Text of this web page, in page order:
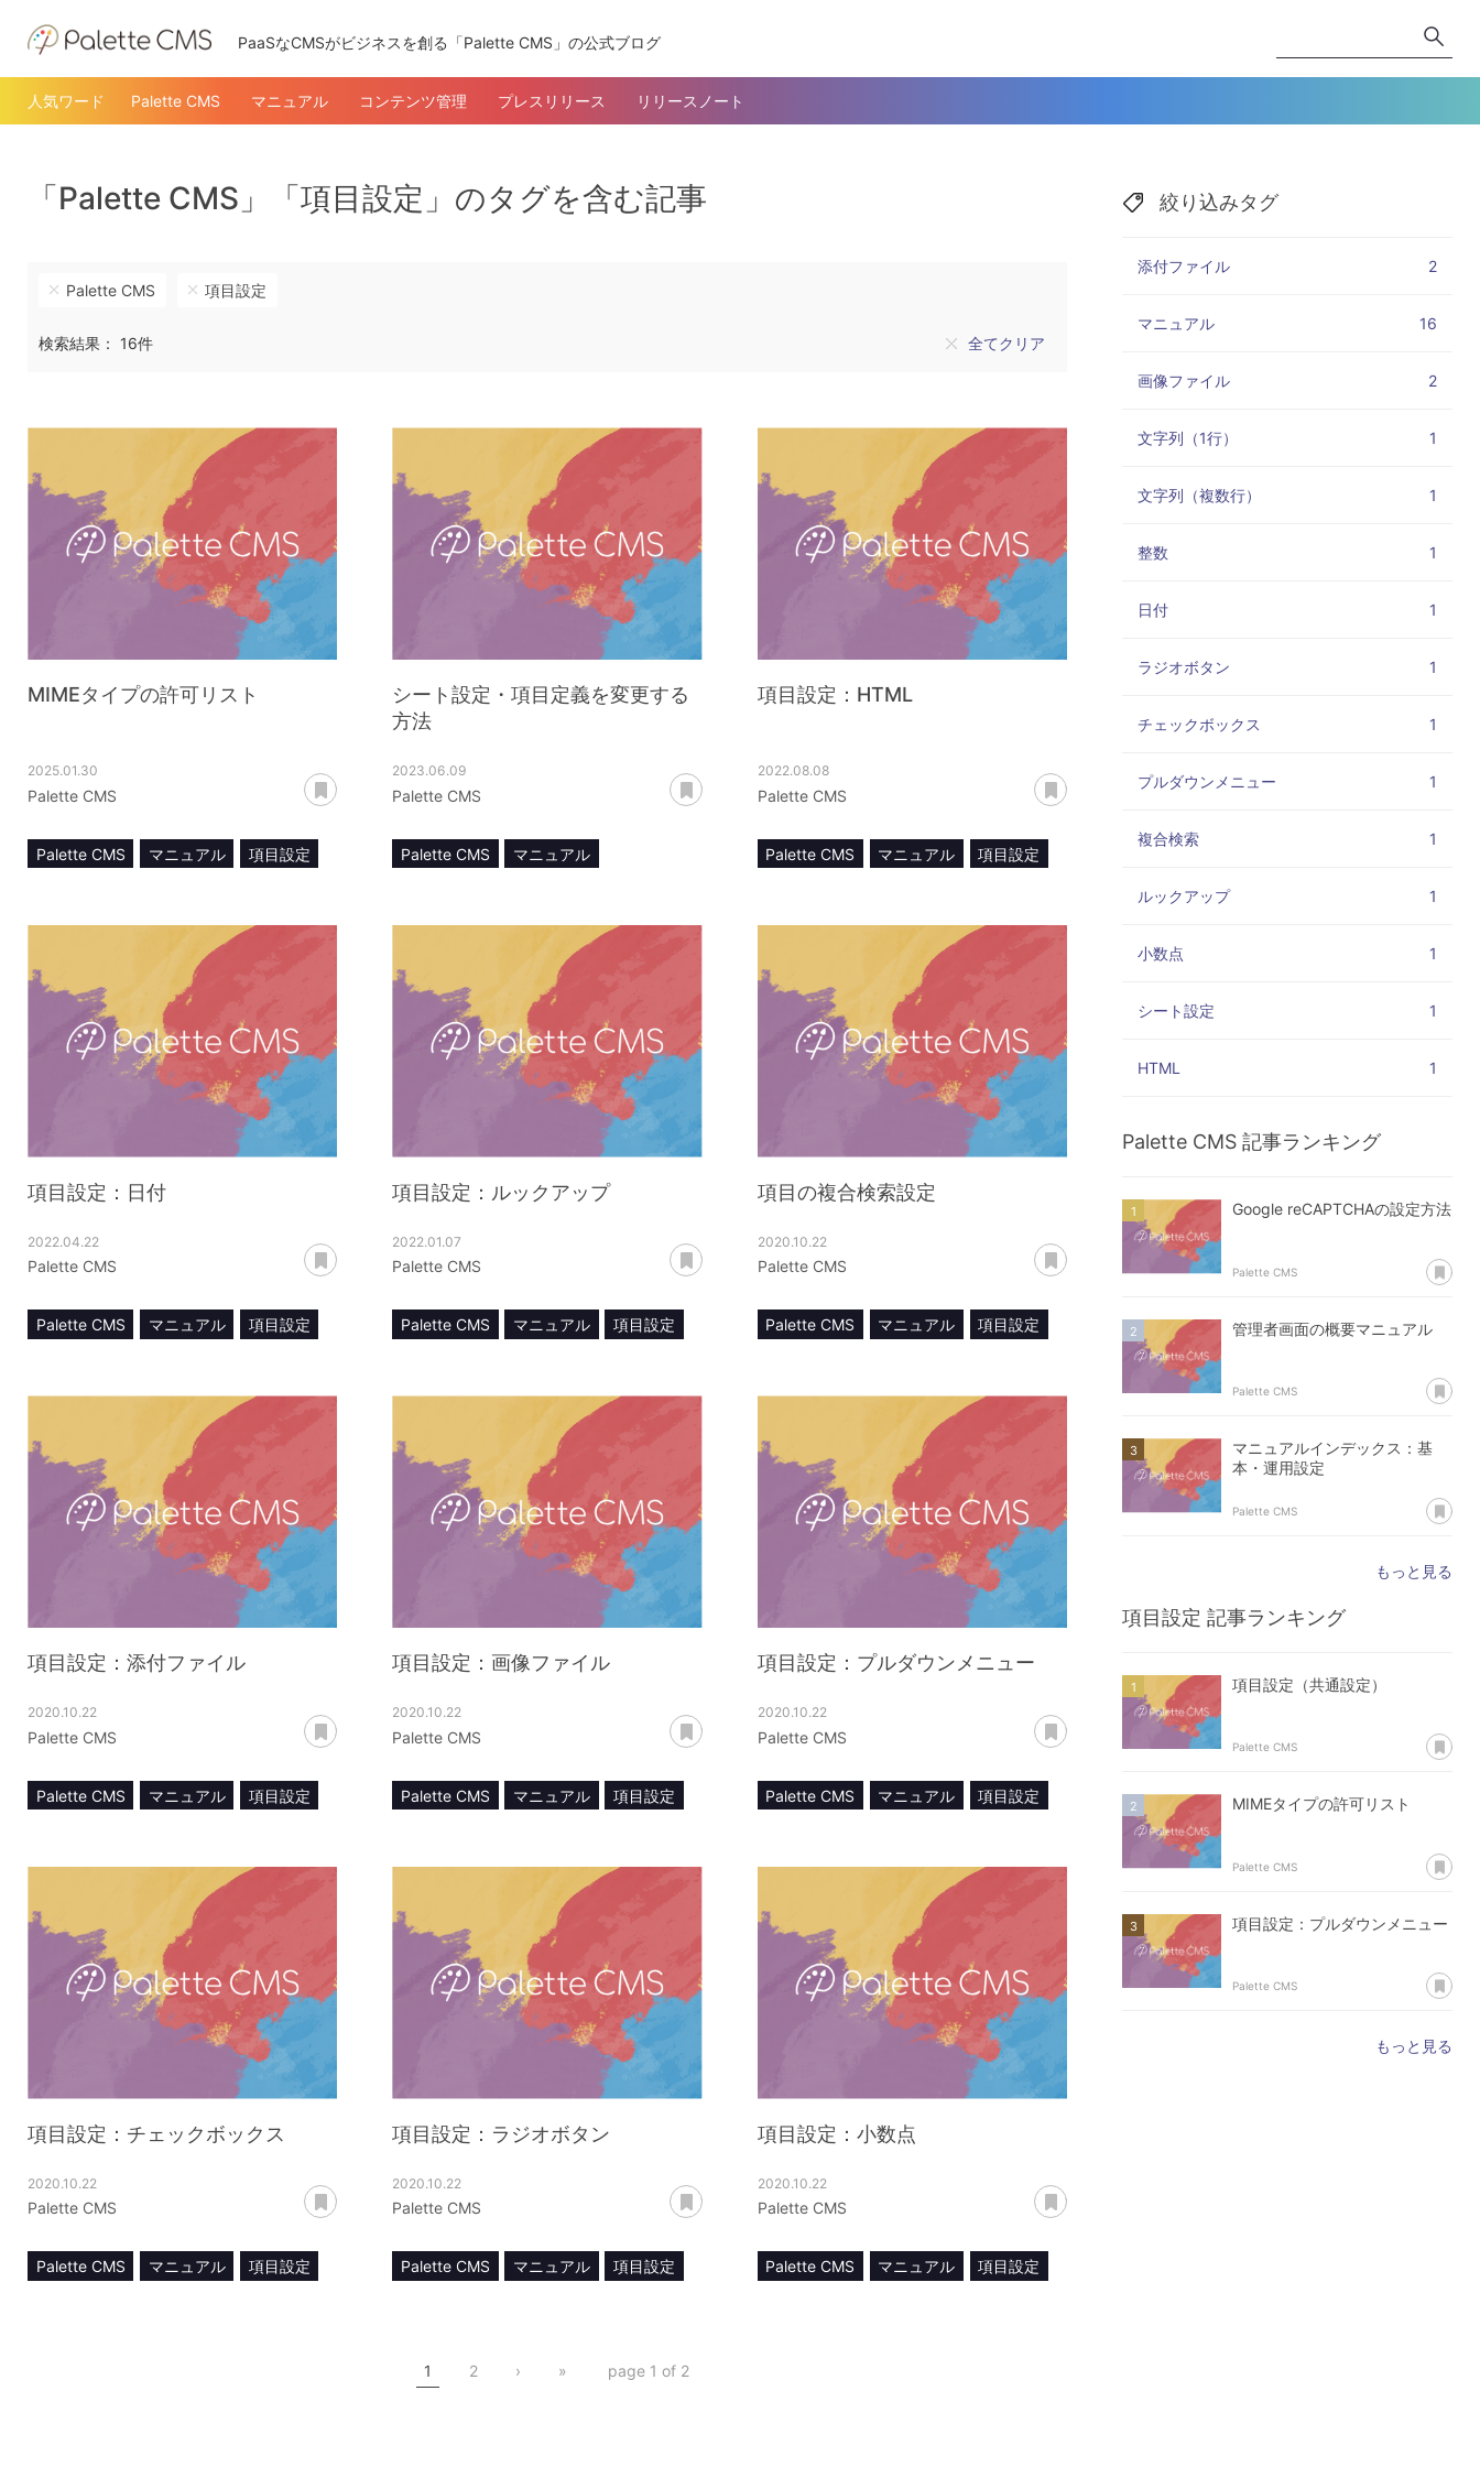
PaaSなCMSがビジネスを創る「Palette CMS」の公式ブログ
人気ワード Palette CMS マニュアル コンテンツ管理 プレスリリース リリースノート
「Palette CMS」「項目設定」のタグを含む記事
Palette CMS 項目設定
検索結果： 16件 全てクリア
MIMEタイプの許可リスト
2025.01.30
Palette CMS
あとで読む
Palette CMS マニュアル
項目設定
シート設定・項目定義を変更する
方法
2023.06.09
Palette CMS
あとで読む
Palette CMS
マニュアル
項目設定：HTML
2022.08.08
Palette CMS
あとで読む
Palette CMS マニュアル
項目設定
項目設定：日付
2022.04.22
Palette CMS
あとで読む
Palette CMS マニュアル
項目設定
項目設定：ルックアップ
2022.01.07
Palette CMS
あとで読む
Palette CMS マニュアル
項目設定
項目の複合検索設定
2020.10.22
Palette CMS
あとで読む
Palette CMS マニュアル
項目設定
項目設定：添付ファイル
2020.10.22
Palette CMS
あとで読む
Palette CMS マニュアル
項目設定
項目設定：画像ファイル
2020.10.22
Palette CMS
あとで読む
Palette CMS マニュアル
項目設定
項目設定：プルダウンメニュー
2020.10.22
Palette CMS
あとで読む
Palette CMS マニュアル
項目設定
項目設定：チェックボックス
2020.10.22
Palette CMS
あとで読む
Palette CMS マニュアル
項目設定
項目設定：ラジオボタン
2020.10.22
Palette CMS
あとで読む
Palette CMS マニュアル
項目設定
項目設定：小数点
2020.10.22
Palette CMS
あとで読む
Palette CMS マニュアル
項目設定
1 2 › » page 1 of 2
絞り込みタグ
添付ファイル 2
マニュアル 16
画像ファイル 2
文字列（1行） 1
文字列（複数行） 1
整数 1
日付 1
ラジオボタン 1
チェックボックス 1
プルダウンメニュー 1
複合検索 1
ルックアップ 1
小数点 1
シート設定 1
HTML 1
Palette CMS 記事ランキング
Google reCAPTCHAの設定方法
Palette CMS あ
管理者画面の概要マニュアル
Palette CMS あ
マニュアルインデックス：基
本・運用設定
Palette CMS あ
もっと見る
項目設定 記事ランキング
項目設定（共通設定）
Palette CMS あ
MIMEタイプの許可リスト
Palette CMS あ
項目設定：プルダウンメニュー
Palette CMS あ
もっと見る